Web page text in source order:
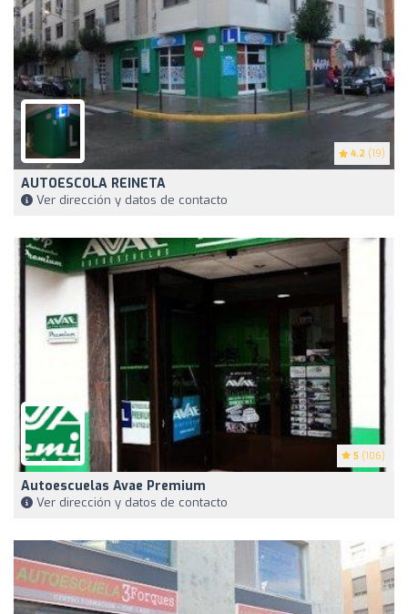
4.2 (19)
AUTOESCOLA REINETA
Ver dirección y datos de contacto
5 (106)
Autoescuelas Avae Premium
Ver dirección y datos de contacto